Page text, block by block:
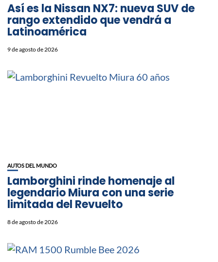
Así es la Nissan NX7: nueva SUV de
rango extendido que vendrá a
Latinoamérica
9 de agosto de 2026
AUTOS DEL MUNDO
Lamborghini rinde homenaje al
legendario Miura con una serie
limitada del Revuelto
8 de agosto de 2026